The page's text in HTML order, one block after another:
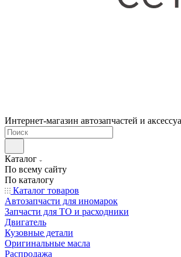
Интернет-магазин автозапчастей и
Каталог
По всему сайту
По каталогу
Каталог товаров
Автозапчасти для иномарок
Запчасти для ТО и расходники
Двигатель
Кузовные детали
Оригинальные масла
Распродажа